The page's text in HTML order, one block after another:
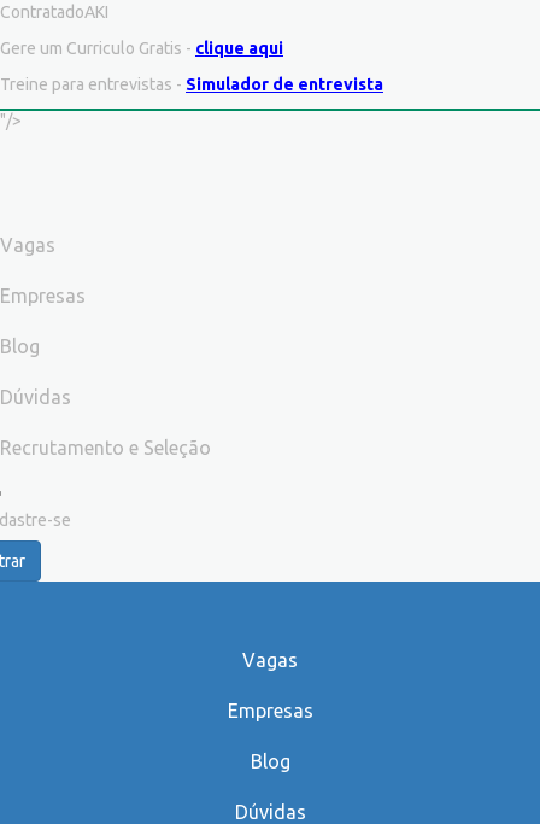
ContratadoAKI
Gere um Curriculo Gratis - clique aqui
Treine para entrevistas - Simulador de entrevista
"/>
Vagas
Empresas
Blog
Dúvidas
Recrutamento e Seleção
se
Vagas
Empresas
Blog
Dúvidas